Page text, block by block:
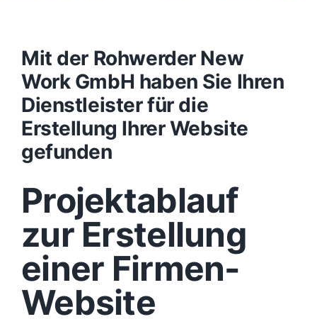
Mit der Rohwerder New
Work GmbH haben Sie Ihren
Dienstleister für die
Erstellung Ihrer Website
gefunden
Projektablauf
zur Erstellung
einer Firmen-
Website